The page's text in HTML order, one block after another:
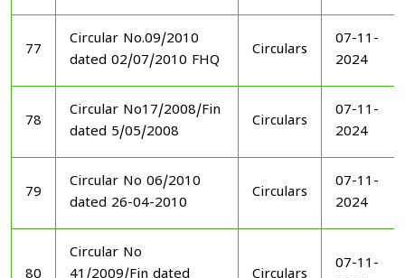
77
Circular No.09/2010
dated 02/07/2010 FHQ
Circulars
07-11-
2024
78
Circular No17/2008/Fin
dated 5/05/2008
Circulars
07-11-
2024
79
Circular No 06/2010
dated 26-04-2010
Circulars
07-11-
2024
Circular No
07-11-